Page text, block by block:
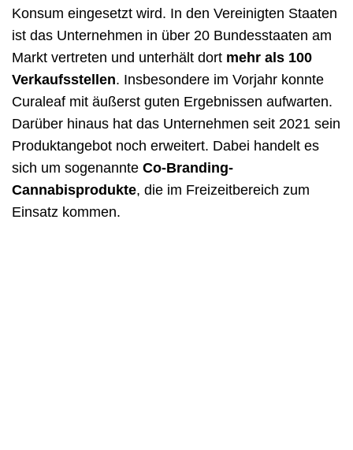
Konsum eingesetzt wird. In den Vereinigten Staaten
ist das Unternehmen in über 20 Bundesstaaten am
Markt vertreten und unterhält dort mehr als 100
Verkaufsstellen. Insbesondere im Vorjahr konnte
Curaleaf mit äußerst guten Ergebnissen aufwarten.
Darüber hinaus hat das Unternehmen seit 2021 sein
Produktangebot noch erweitert. Dabei handelt es
sich um sogenannte Co-Branding-
Cannabisprodukte, die im Freizeitbereich zum
Einsatz kommen.